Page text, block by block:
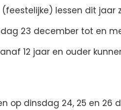
lessen dit jaar
23 december tot en
12 jaar en ouder
op dinsdag 24, 25 en 26